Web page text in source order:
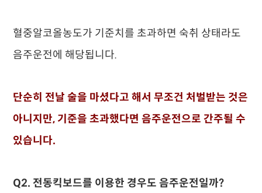
혈중알코올농도가 기준치를 초과하면 숙취 상태라도
음주운전에 해당됩니다.
단순히 전날 술을 마셨다고 해서 무조건 처벌받는 것은
아니지만, 기준을 초과했다면 음주운전으로 간주될 수
있습니다.
Q2. 전동킥보드를 이용한 경우도 음주운전일까?